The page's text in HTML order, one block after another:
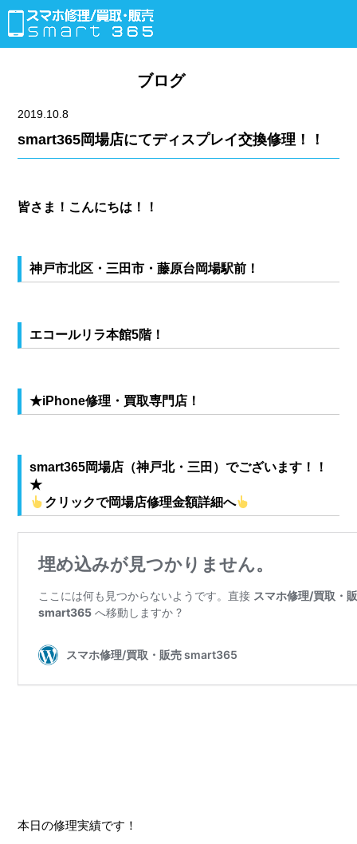
ブログ
2019.10.8
smart365岡場店にてディスプレイ交換修理！！
皆さま！こんにちは！！
神戸市北区・三田市・藤原台岡場駅前！
エコールリラ本館5階！
★iPhone修理・買取専門店！
smart365岡場店（神戸北・三田）でございます！！
★
クリックで岡場店修理金額詳細へ
本日の修理実績です！